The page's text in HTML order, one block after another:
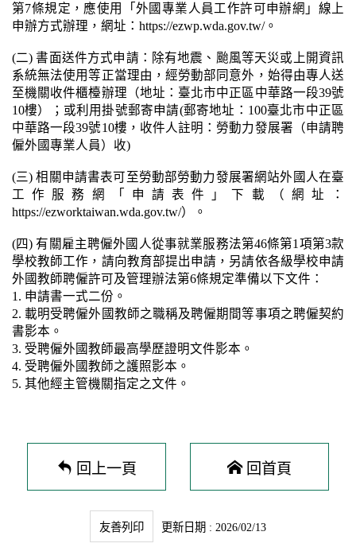
第7條規定，應使用「外國專業人員工作許可申辦網」線上
申辦方式辦理，網址：https://ezwp.wda.gov.tw/。
(二) 書面送件方式申請：除有地震、颱風等天災或上開資訊
系統無法使用等正當理由，經勞動部同意外，始得由專人送
至機關收件櫃檯辦理（地址：臺北市中正區中華路一段39號
10樓）；或利用掛號郵寄申請(郵寄地址：100臺北市中正區
中華路一段39號10樓，收件人註明：勞動力發展署（申請聘
僱外國專業人員）收)
(三) 相關申請書表可至勞動部勞動力發展署網站外國人在臺
工作服務網「申請表件」下載（網址：
https://ezworktaiwan.wda.gov.tw/）。
(四) 有關雇主聘僱外國人從事就業服務法第46條第1項第3款
學校教師工作，請向教育部提出申請，另請依各級學校申請
外國教師聘僱許可及管理辦法第6條規定準備以下文件：
1. 申請書一式二份。
2. 載明受聘僱外國教師之職稱及聘僱期間等事項之聘僱契約
書影本。
3. 受聘僱外國教師最高學歷證明文件影本。
4. 受聘僱外國教師之護照影本。
5. 其他經主管機關指定之文件。
回上一頁 回首頁
友善列印 更新日期 : 2026/02/13